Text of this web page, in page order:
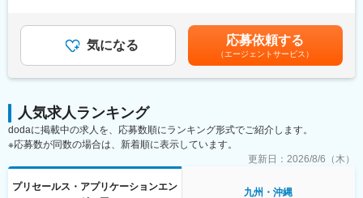
■当社について：
当社は新規ビジネス・R&Dを展開するベンチャー企業的な立ち位
であるがゆえ部門間のセクショナリズムは無く、会社一体で事業
に取り組んでおり、社長をはじめとした幹部や同僚への相談がし
やすい風土です。
「世界進出予定のサービス」ということもあり、セールス、エン
ジニア、バックオフィスが一丸となって切磋琢磨しあう組織体制
サービスの提案営業をお任せします。
・酪農家や肥育牛農家に向け、農業自社ITサービスの提案・導入
・業務提携をしている大手飼料メーカーと信頼関係構築
・営業、販売戦略の立案および運用ならびに関係部署と連携した
・営業所の課題抽出および販売戦略立案
経験・能力を考慮して決定いたします。賃金はあくまでも目安の
金額であり、選考を通じて上下する可能性があります。月給(月額)
は固定手当を含めた表記です。
気になる 応募依頼する
（エージェントサービス）
人気求人ランキング
dodaに掲載中の求人を、応募数順にランキング形式でご紹介します。
※応募数が同数の場合は、新着順に表示しています。
更新日： 2026/8/6（木）
プリセールス・アプリケーションエン
九州・沖縄